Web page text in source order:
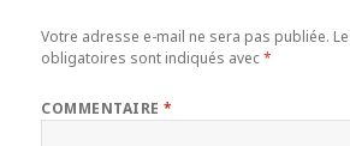
Votre adresse e-mail ne sera pas publiée.
obligatoires sont indiqués avec*
COMMENTAIRE*